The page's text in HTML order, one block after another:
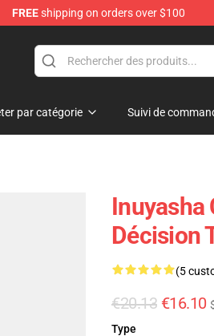
FREEshipping on orders over $100
par catégorie Suivi de
Inuyasha
Décision
(5
€20.13 €16.10
Type